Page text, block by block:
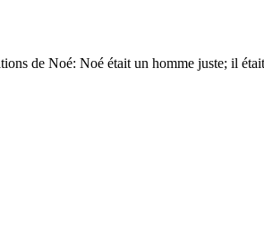
de Noé: Noé était un homme juste; il